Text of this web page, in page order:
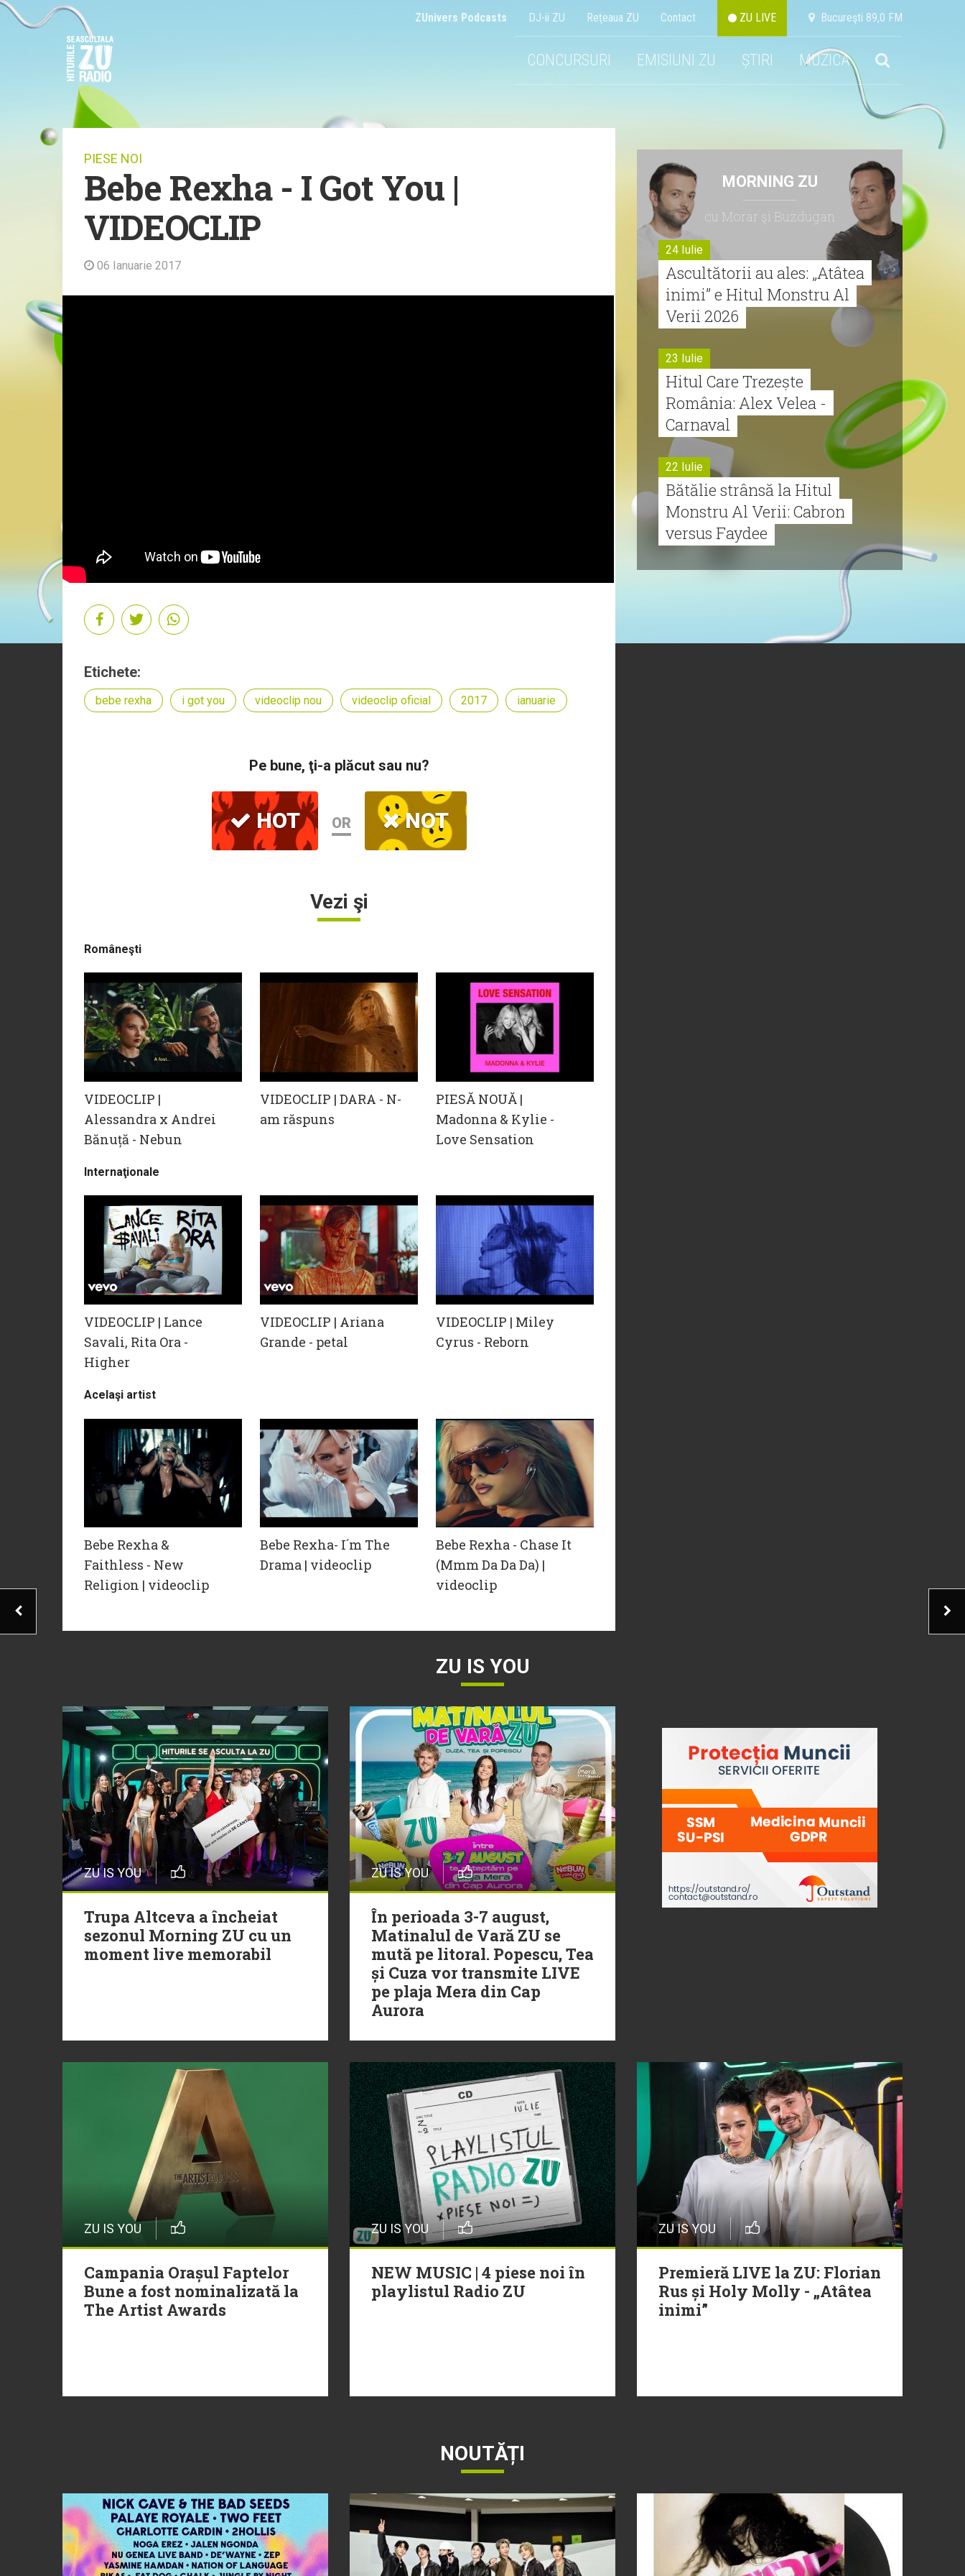
ZUnivers Podcasts DJ-ii ZU Reţeaua ZU Contact ZU LIVE Bucureşti 89,0 FM
CONCURSURI EMISIUNI ZU ȘTIRI MUZICA
PIESE NOI
Bebe Rexha - I Got You |
VIDEOCLIP
06 Ianuarie 2017
Etichete:
bebe rexha i got you videoclip nou videoclip oficial 2017 ianuarie
Pe bune, ţi-a plăcut sau nu?
HOT OR NOT
Vezi şi
Româneşti
VIDEOCLIP |
Alessandra x Andrei
Bănuță - Nebun
VIDEOCLIP | DARA - N-
am răspuns
PIESĂ NOUĂ |
Madonna & Kylie -
Love Sensation
Internaţionale
VIDEOCLIP | Lance
Savali, Rita Ora -
Higher
VIDEOCLIP | Ariana
Grande - petal
VIDEOCLIP | Miley
Cyrus - Reborn
Acelaşi artist
Bebe Rexha &
Faithless - New
Religion | videoclip
Bebe Rexha- I´m The
Drama | videoclip
Bebe Rexha - Chase It
(Mmm Da Da Da) |
videoclip
MORNING ZU
cu Morar şi Buzdugan
24 Iulie
Ascultătorii au ales: „Atâtea
inimi” e Hitul Monstru Al
Verii 2026
23 Iulie
Hitul Care Trezește
România: Alex Velea -
Carnaval
22 Iulie
Bătălie strânsă la Hitul
Monstru Al Verii: Cabron
versus Faydee
Monstru al Verii
ZU IS YOU
ZU IS YOU
Trupa Altceva a încheiat
sezonul Morning ZU cu un
moment live memorabil
ZU IS YOU
În perioada 3-7 august,
Matinalul de Vară ZU se
mută pe litoral. Popescu, Tea
și Cuza vor transmite LIVE
pe plaja Mera din Cap
Aurora
ZU IS YOU
Campania Orașul Faptelor
Bune a fost nominalizată la
The Artist Awards
ZU IS YOU
NEW MUSIC | 4 piese noi în
playlistul Radio ZU
ZU IS YOU
Premieră LIVE la ZU: Florian
Rus și Holy Molly - „Atâtea
inimi”
NOUTĂȚI